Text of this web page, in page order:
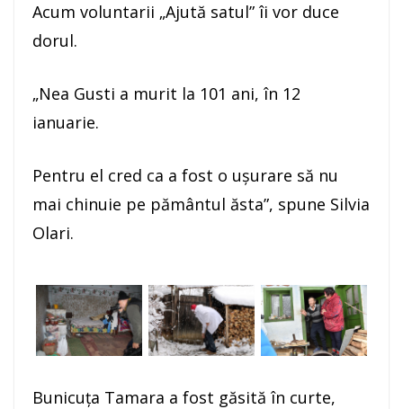
Acum voluntarii „Ajută satul” îi vor duce
dorul.
„Nea Gusti a murit la 101 ani, în 12
ianuarie.
Pentru el cred ca a fost o uşurare să nu
mai chinuie pe pământul ăsta”, spune Silvia
Olari.
Bunicuţa Tamara a fost găsită în curte,